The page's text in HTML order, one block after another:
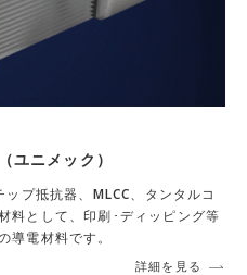
ユニメック）
プ抵抗器、MLCC、タンタルコ
料として、印刷･ディッピング等
導電材料です。
詳細を見る